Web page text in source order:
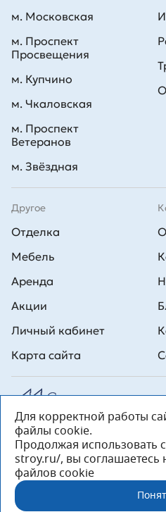
Другое
Отделка
Мебель
Аренда
Акции
Личный кабинет
Карта сайта
м. Московская
м. Проспект
Просвещения
м. Купчино
м. Чкаловская
м. Проспект
Ветеранов
м. Звёздная
Все права на публикуемые на
ООО Л1 Строительная комания №1.
представленная на данном сайте,
информационный характер и ни при
публичной офертой, определяемой
«ООО «Л1 Строительная Компания
Орджоникидзе, д. 52, литер А, пом.
ОГРН 1027804853559»
Для корректной работы
файлы cookie.
Продолжая использовать
stroy.ru/, вы соглашаетесь
файлов cookie